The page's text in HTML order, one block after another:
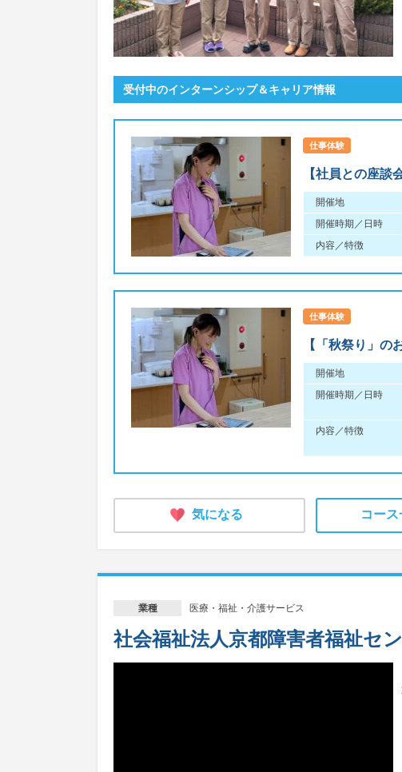
受付中のインターンシップ＆キャリア情報
仕事体験
【社員との座談
開催地
開催時期／日時
内容／特徴
仕事体験
【「秋祭り」の
開催地
開催時期／日時
内容／特徴
気になる コース
業種 医療・福祉・介護サービス
社会福祉法人京都障害者福祉セ